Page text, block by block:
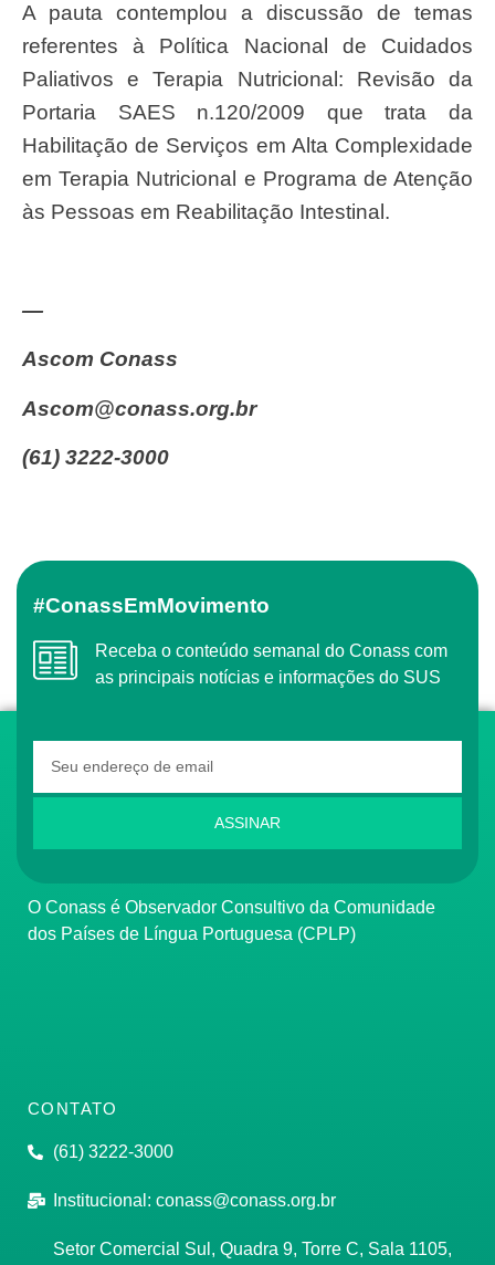
A pauta contemplou a discussão de temas
referentes à Política Nacional de Cuidados
Paliativos e Terapia Nutricional: Revisão da
Portaria SAES n.120/2009 que trata da
Habilitação de Serviços em Alta Complexidade
em Terapia Nutricional e Programa de Atenção
às Pessoas em Reabilitação Intestinal.
—
Ascom Conass
Ascom@conass.org.br
(61) 3222-3000
#ConassEmMovimento
Receba o conteúdo semanal do Conass com
as principais notícias e informações do SUS
ASSINAR
O Conass é Observador Consultivo da Comunidade
dos Países de Língua Portuguesa (CPLP)
CONTATO
(61) 3222-3000
Institucional: conass@conass.org.br
Setor Comercial Sul, Quadra 9, Torre C, Sala 1105,